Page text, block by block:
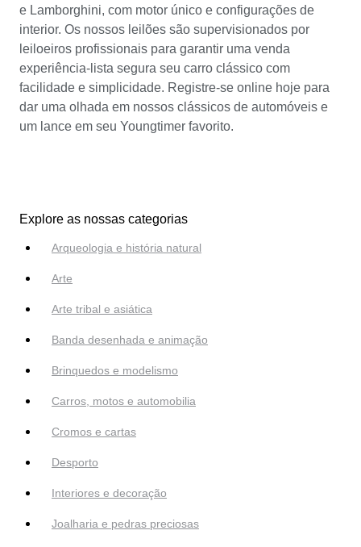
e Lamborghini, com motor único e configurações de
interior. Os nossos leilões são supervisionados por
leiloeiros profissionais para garantir uma venda
experiência-lista segura seu carro clássico com
facilidade e simplicidade. Registre-se online hoje para
dar uma olhada em nossos clássicos de automóveis e
um lance em seu Youngtimer favorito.
Explore as nossas categorias
Arqueologia e história natural
Arte
Arte tribal e asiática
Banda desenhada e animação
Brinquedos e modelismo
Carros, motos e automobilia
Cromos e cartas
Desporto
Interiores e decoração
Joalharia e pedras preciosas